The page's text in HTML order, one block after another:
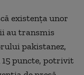
existența unor
au transmis
pakistanez,
puncte, potrivit